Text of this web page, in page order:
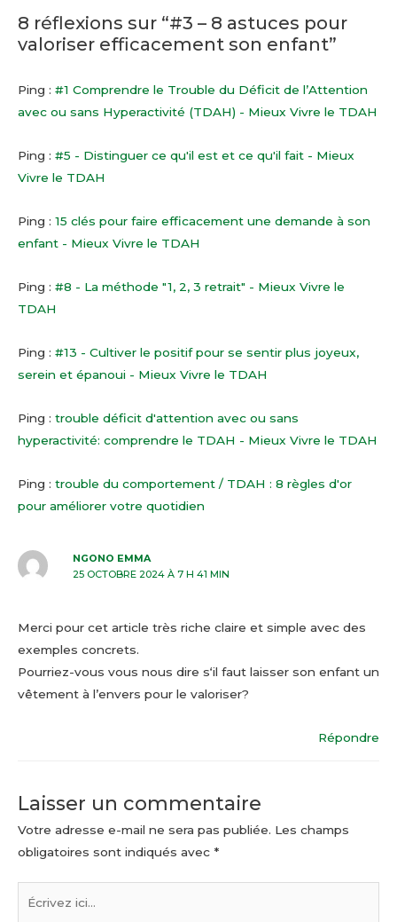
8 réflexions sur “#3 – 8 astuces pour
valoriser efficacement son enfant”
Ping : #1 Comprendre le Trouble du Déficit de l’Attention
avec ou sans Hyperactivité (TDAH) - Mieux Vivre le TDAH
Ping : #5 - Distinguer ce qu'il est et ce qu'il fait - Mieux
Vivre le TDAH
Ping : 15 clés pour faire efficacement une demande à son
enfant - Mieux Vivre le TDAH
Ping : #8 - La méthode "1, 2, 3 retrait" - Mieux Vivre le
TDAH
Ping : #13 - Cultiver le positif pour se sentir plus joyeux,
serein et épanoui - Mieux Vivre le TDAH
Ping : trouble déficit d'attention avec ou sans
hyperactivité: comprendre le TDAH - Mieux Vivre le TDAH
Ping : trouble du comportement / TDAH : 8 règles d'or
pour améliorer votre quotidien
NGONO EMMA
25 OCTOBRE 2024 À 7 H 41 MIN
Merci pour cet article très riche claire et simple avec des
exemples concrets.
Pourriez-vous vous nous dire s‘il faut laisser son enfant un
vêtement à l’envers pour le valoriser?
Répondre
Laisser un commentaire
Votre adresse e-mail ne sera pas publiée. Les champs
obligatoires sont indiqués avec *